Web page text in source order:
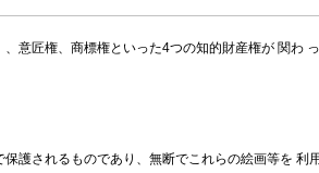
意匠権、商標権といった4つの知的財産権が 関わ
護されるものであり、無断でこれらの絵画等を 利